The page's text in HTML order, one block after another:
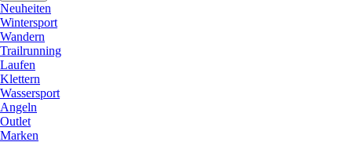
Neuheiten
Wintersport
Wandern
Trailrunning
Laufen
Klettern
Wassersport
Angeln
Outlet
Marken